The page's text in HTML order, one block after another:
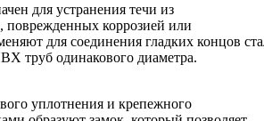
для устранения течи из
коррозией или
для соединения гладких концов
труб одинакового диаметра.
уплотнения и крепежного